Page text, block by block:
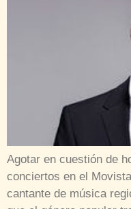
Agotar en cuestión de
conciertos en el
cantante de música